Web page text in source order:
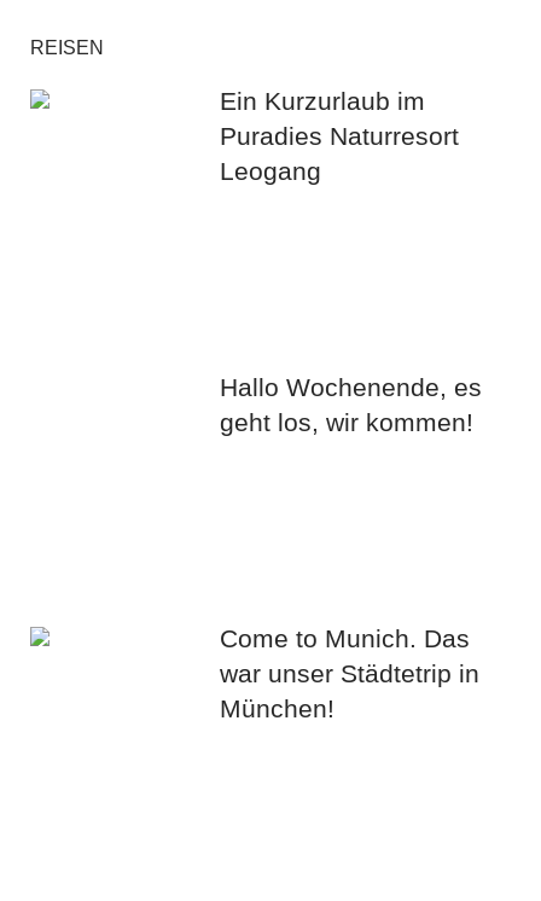
REISEN
Ein Kurzurlaub im
Puradies Naturresort
Leogang
Hallo Wochenende, es
geht los, wir kommen!
Come to Munich. Das
war unser Städtetrip in
München!